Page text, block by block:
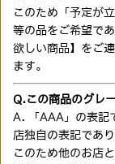
このため「予定が
等の品をご希望であ
欲しい商品】をご
ます。
Q.この商品のグレ
A. 「AAA」の表記
店独自の表記であ
このため他のお店